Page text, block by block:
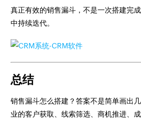
真正有效的销售漏斗，不是一次搭建完
中持续迭代。
总结
销售漏斗怎么搭建？答案不是简单画出
业的客户获取、线索筛选、商机推进、